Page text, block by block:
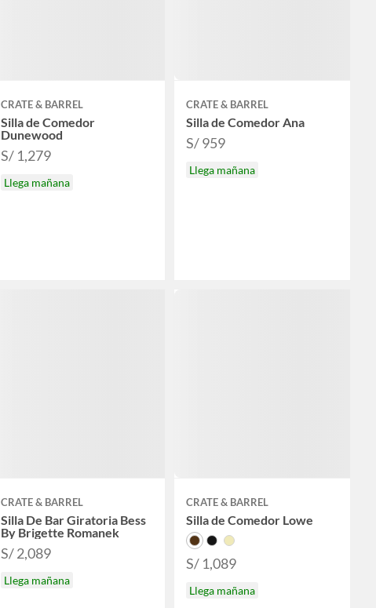
CRATE & BARREL
Silla de Comedor
Dunewood
S/ 1,279
Llega mañana
CRATE & BARREL
Silla de Comedor Ana
S/ 959
Llega mañana
CRATE & BARREL
Silla De Bar Giratoria Bess
By Brigette Romanek
S/ 2,089
Llega mañana
CRATE & BARREL
Silla de Comedor Lowe
S/ 1,089
Llega mañana